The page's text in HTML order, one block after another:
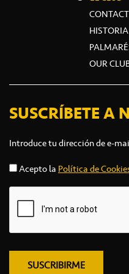
HISTORIA
OUR
SUSCRÍBETE A
Introduce tu dirección de e-
Acepto laPolítica de